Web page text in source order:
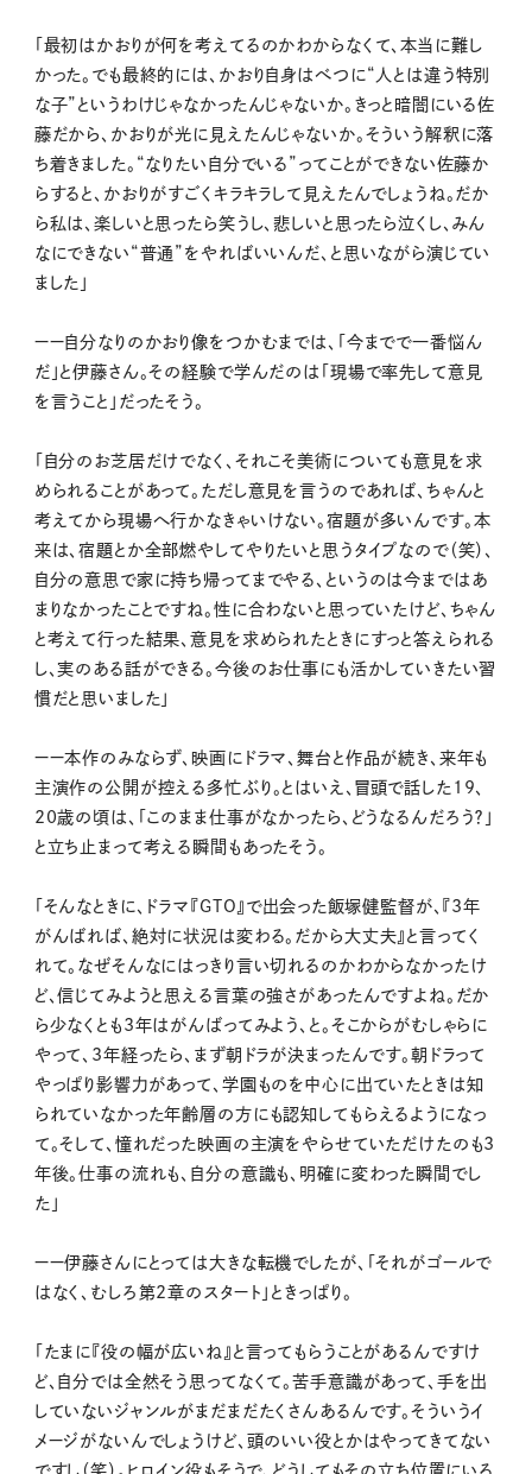
「最初はかおりが何を考えてるのかわからなくて、本当に難し
かった。でも最終的には、かおり自身はべつに“人とは違う特別
な子”というわけじゃなかったんじゃないか。きっと暗闇にいる佐
藤だから、かおりが光に見えたんじゃないか。そういう解釈に落
ち着きました。“なりたい自分でいる”ってことができない佐藤か
らすると、かおりがすごくキラキラして見えたんでしょうね。だか
ら私は、楽しいと思ったら笑うし、悲しいと思ったら泣くし、みん
なにできない“普通”をやればいいんだ、と思いながら演じてい
ました」
ーー自分なりのかおり像をつかむまでは、「今までで一番悩ん
だ」と伊藤さん。その経験で学んだのは「現場で率先して意見
を言うこと」だったそう。
「自分のお芝居だけでなく、それこそ美術についても意見を求
められることがあって。ただし意見を言うのであれば、ちゃんと
考えてから現場へ行かなきゃいけない。宿題が多いんです。本
来は、宿題とか全部燃やしてやりたいと思うタイプなので（笑）、
自分の意思で家に持ち帰ってまでやる、というのは今まではあ
まりなかったことですね。性に合わないと思っていたけど、ちゃん
と考えて行った結果、意見を求められたときにすっと答えられる
し、実のある話ができる。今後のお仕事にも活かしていきたい習
慣だと思いました」
ーー本作のみならず、映画にドラマ、舞台と作品が続き、来年も
主演作の公開が控える多忙ぶり。とはいえ、冒頭で話した19、
20歳の頃は、「このまま仕事がなかったら、どうなるんだろう？」
と立ち止まって考える瞬間もあったそう。
「そんなときに、ドラマ『GTO』で出会った飯塚健監督が、『3年
がんばれば、絶対に状況は変わる。だから大丈夫』と言ってく
れて。なぜそんなにはっきり言い切れるのかわからなかったけ
ど、信じてみようと思える言葉の強さがあったんですよね。だか
ら少なくとも3年はがんばってみよう、と。そこからがむしゃらに
やって、3年経ったら、まず朝ドラが決まったんです。朝ドラって
やっぱり影響力があって、学園ものを中心に出ていたときは知
られていなかった年齢層の方にも認知してもらえるようになっ
て。そして、憧れだった映画の主演をやらせていただけたのも3
年後。仕事の流れも、自分の意識も、明確に変わった瞬間でし
た」
ーー伊藤さんにとっては大きな転機でしたが、「それがゴールで
はなく、むしろ第2章のスタート」ときっぱり。
「たまに『役の幅が広いね』と言ってもらうことがあるんですけ
ど、自分では全然そう思ってなくて。苦手意識があって、手を出
していないジャンルがまだまだたくさんあるんです。そういうイ
メージがないんでしょうけど、頭のいい役とかはやってきてない
ですし（笑）。ヒロイン役もそうで、どうしてもその立ち位置にいる